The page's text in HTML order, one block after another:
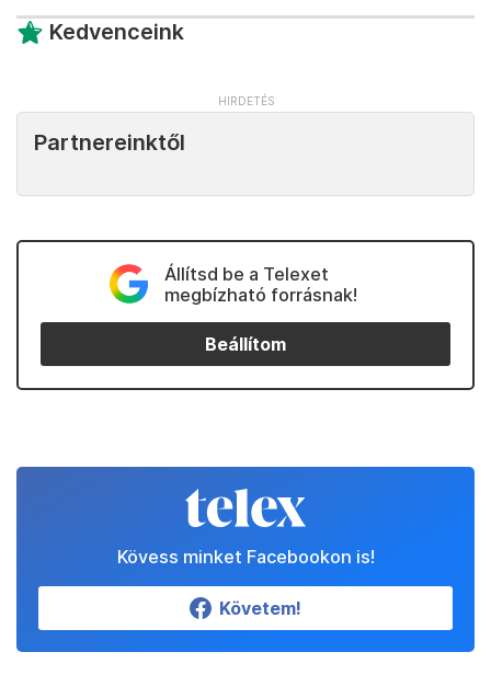
Kedvenceink
Partnereinktől
Állítsd be a Telexet
megbízható forrásnak!
Beállítom
Kövess minket Facebookon is!
Követem!